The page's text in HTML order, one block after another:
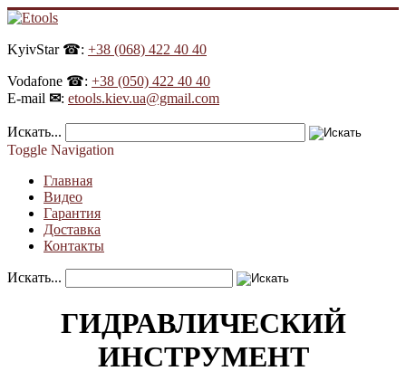
KyivStar ☎: +38 (068) 422 40 40
Vodafone ☎: +38 (050) 422 40 40
E-mail ✉: etools.kiev.ua@gmail.com
Искать...
Toggle Navigation
Главная
Видео
Гарантия
Доставка
Контакты
Искать...
ГИДРАВЛИЧЕСКИЙ
ИНСТРУМЕНТ